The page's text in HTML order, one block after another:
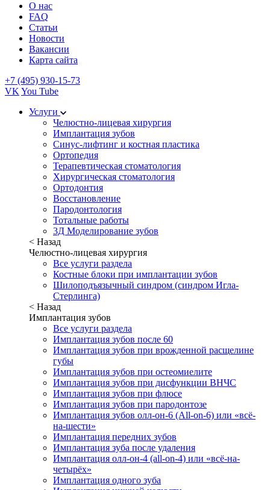
О нас
FAQ
Статьи
Новости
Вакансии
Карта сайта
+7 (495) 930-15-73
VK You Tube
Услуги
Челюстно-лицевая хирургия
Имплантация зубов
Синус-лифтинг и костная пластика
Ортопедия
Терапевтическая стоматология
Хирургическая стоматология
Ортодонтия
Восстановление
Пародонтология
Тотальные работы
3Д Моделирование зубов
< Назад
Челюстно-лицевая хирургия
Все услуги раздела
Костные блоки при имплантации зубов
Шилоподъязычный синдром (синдром Игла-
Стерлинга)
< Назад
Имплантация зубов
Все услуги раздела
Имплантация зубов после 60
Имплантация зубов при врожденной расщелине
губы
Имплантация зубов при остеомиелите
Имплантация зубов при дисфункции ВНЧС
Имплантация зубов при флюсе
Имплантация зубов при пародонтозе
Имплантация зубов олл-он-6 (All-on-6) или «всё-
на-шести»
Имплантация передних зубов
Имплантация зуба после удаления
Имплантация олл-он-4 (all-on-4) или «всё-на-
четырёх»
Имплантация одного зуба